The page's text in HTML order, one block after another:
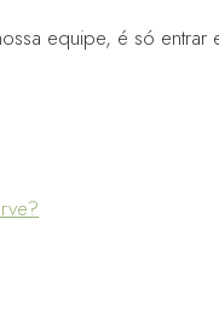
equipe, é só entrar